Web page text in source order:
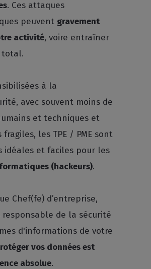
. Ces attaques
peuvent gravement
activité, voire entraîner
total.
à la
avec souvent moins de
et techniques et
les TPE / PME sont
idéales et faciles pour les
(hackeurs).
Chef(fe) d’entreprise,
responsable de la sécurité
d'informations de votre
vos données est
absolue.